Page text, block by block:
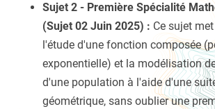
Sujet 2 - Première Spécialité
(Sujet 02 Juin 2025) : Ce sujet
l'étude d'une fonction composée
exponentielle) et la modélisation
d'une population à l'aide d'une
géométrique, sans oublier une